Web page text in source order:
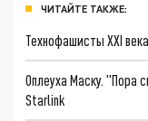
ЧИТАЙТЕ ТАКЖЕ:
Технофашисты XXI века
Оплеуха Маску. "Пора
Starlink